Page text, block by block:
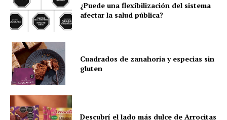
¿Puede una flexibilización del sistema
afectar la salud pública?
Cuadrados de zanahoria y especias sin
gluten
Descubrí el lado más dulce de Arrocitas